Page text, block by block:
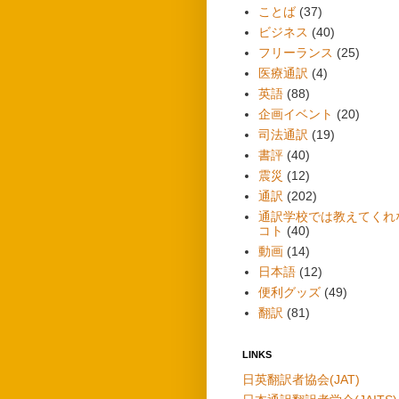
ことば (37)
ビジネス (40)
フリーランス (25)
医療通訳 (4)
英語 (88)
企画イベント (20)
司法通訳 (19)
書評 (40)
震災 (12)
通訳 (202)
通訳学校では教えてくれ
コト (40)
動画 (14)
日本語 (12)
便利グッズ (49)
翻訳 (81)
LINKS
日英翻訳者協会(JAT)